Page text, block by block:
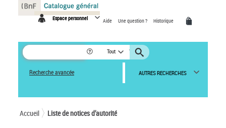
Espace personnel Aide Une question ? Historique
Tout
Recherche avancée AUTRES RECHERCHES
Accueil Liste de notices d’autorité
Panneau de gestion des cookies